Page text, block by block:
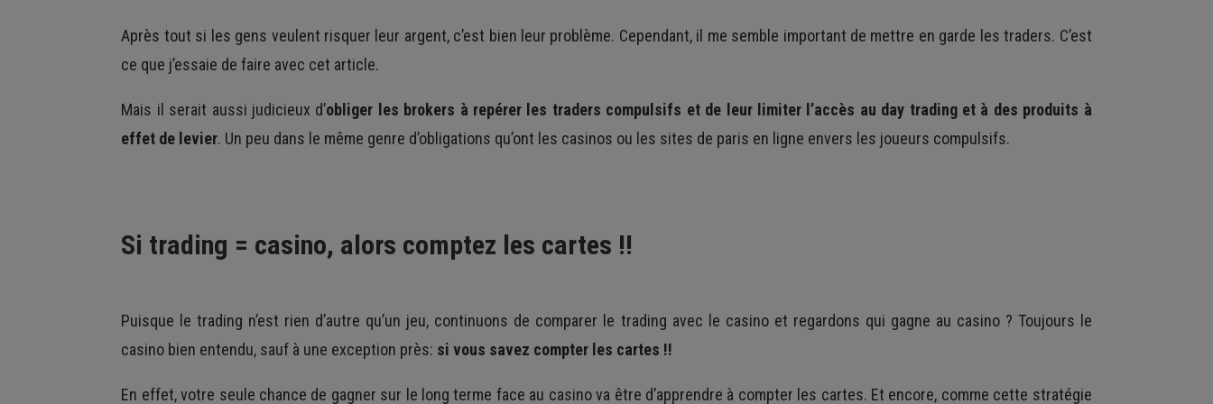
Après tout si les gens veulent risquer leur argent, c’est bien leur problème. Cependant, il me semble important de mettre en garde les traders. C’est
ce que j’essaie de faire avec cet article.
Mais il serait aussi judicieux d’obliger les brokers à repérer les traders compulsifs et de leur limiter l’accès au day trading et à des produits à
effet de levier. Un peu dans le même genre d’obligations qu’ont les casinos ou les sites de paris en ligne envers les joueurs compulsifs.
Si trading = casino, alors comptez les cartes !!
Puisque le trading n’est rien d’autre qu’un jeu, continuons de comparer le trading avec le casino et regardons qui gagne au casino ? Toujours le
casino bien entendu, sauf à une exception près: si vous savez compter les cartes !!
En effet, votre seule chance de gagner sur le long terme face au casino va être d’apprendre à compter les cartes. Et encore, comme cette stratégie